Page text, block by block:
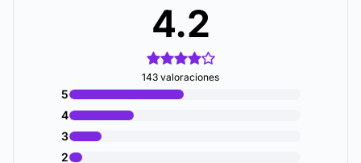
4.2
143 valoraciones
5
4
3
2